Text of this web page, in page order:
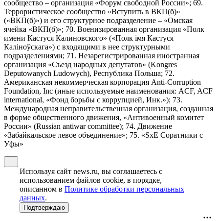
сообщество – организация «Форум свободной России»; 69.
Террористическое сообщество «Вступить в ВКП(б)»
(«ВКП(б)») и его структурное подразделение – «Омская
ячейка «ВКП(б)»; 70. Военизированная организация «Полк
имени Кастуся Калиновского» («Полк iмя Кастуся
Калiноўскага») с входящими в нее структурными
подразделениями; 71. Незарегистрированная иностранная
организация «Съезд народных депутатов» (Kongres
Deputowanych Ludowych), Республика Польша; 72.
Американская некоммерческая корпорация Anti-Corruption
Foundation, Inc (иные используемые наименования: ACF, ACF
international, «Фонд борьбы с коррупцией, Инк.»); 73.
Международная неправительственная организация, созданная
в форме общественного движения, «Антивоенный комитет
России» (Russian antiwar committee); 74. Движение
«Забайкальское левое объединение»; 75. «SxE Соратники с
Уфы»
Используя сайт news.ru, вы соглашаетесь с
использованием файлов cookie, в порядке,
описанном в Политике обработки персональных
данных.
Подтверждаю